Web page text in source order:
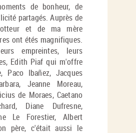
de bonheur, de
partagés. Auprès de
et de ma mère
ont étés magnifiques.
empreintes, leurs
Edith Piaf qui m'offre
Paco Ibañez, Jacques
Jeanne Moreau,
de Moraes, Caetano
Diane Dufresne,
Le Forestier, Albert
père, c'était aussi le